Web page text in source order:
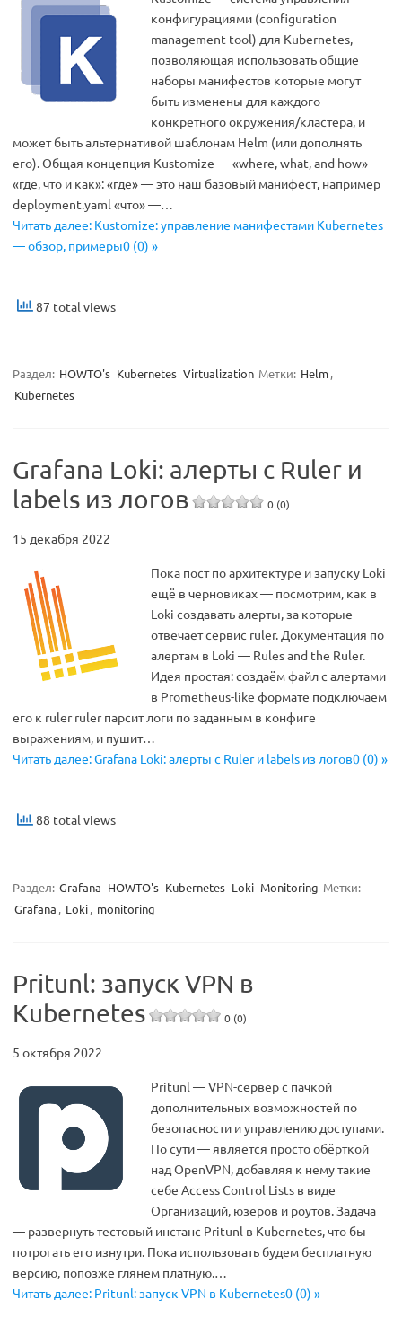
конфигурациями (configuration
management tool) для Kubernetes,
позволяющая использовать общие
наборы манифестов которые могут
быть изменены для каждого
конкретного окружения/кластера, и
может быть альтернативой шаблонам Helm (или дополнять
его). Общая концепция Kustomize — «where, what, and how» —
«где, что и как»: «где» — это наш базовый манифест, например
deployment.yaml «что» —…
Читать далее: Kustomize: управление манифестами Kubernetes
— обзор, примеры0 (0) »
87 total views
Раздел: HOWTO's Kubernetes Virtualization Метки: Helm,
Kubernetes
Grafana Loki: алерты с Ruler и
labels из логов
0 (0)
15 декабря 2022
Пока пост по архитектуре и запуску Loki
ещё в черновиках — посмотрим, как в
Loki создавать алерты, за которые
отвечает сервис ruler. Документация по
алертам в Loki — Rules and the Ruler.
Идея простая: создаём файл с алертами
в Prometheus-like формате подключаем
его к ruler ruler парсит логи по заданным в конфиге
выражениям, и пушит…
Читать далее: Grafana Loki: алерты с Ruler и labels из логов0 (0) »
88 total views
Раздел: Grafana HOWTO's Kubernetes Loki Monitoring Метки:
Grafana , Loki, monitoring
Pritunl: запуск VPN в
Kubernetes
0 (0)
5 октября 2022
Pritunl — VPN-сервер с пачкой
дополнительных возможностей по
безопасности и управлению доступами.
По сути — является просто обёрткой
над OpenVPN, добавляя к нему такие
себе Access Control Lists в виде
Организаций, юзеров и роутов. Задача
— развернуть тестовый инстанс Pritunl в Kubernetes, что бы
потрогать его изнутри. Пока использовать будем бесплатную
версию, попозже глянем платную.…
Читать далее: Pritunl: запуск VPN в Kubernetes0 (0) »